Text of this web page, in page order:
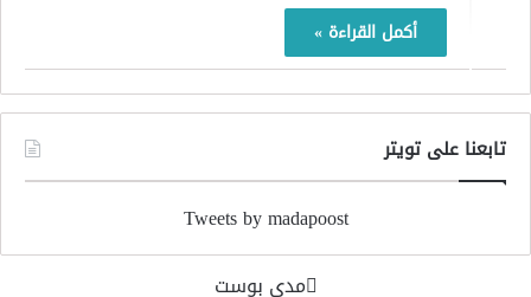
أكمل القراءة »
تابعنا على تويتر
Tweets by madapoost
‏مدى بوست‏